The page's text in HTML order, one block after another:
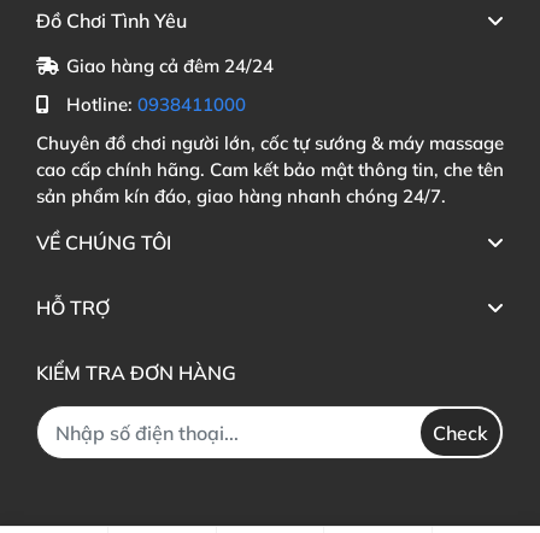
Đồ Chơi Tình Yêu
Giao hàng cả đêm 24/24
Hotline: 0938411000
Chuyên đồ chơi người lớn, cốc tự sướng & máy massage
cao cấp chính hãng. Cam kết bảo mật thông tin, che tên
sản phẩm kín đáo, giao hàng nhanh chóng 24/7.
VỀ CHÚNG TÔI
HỖ TRỢ
KIỂM TRA ĐƠN HÀNG
Check